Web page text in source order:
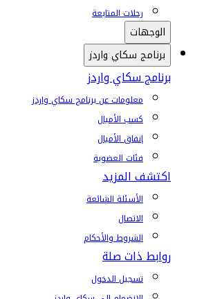
رحلات المتابعة
الوجهات
برنامج سكاي واردز
برنامج سكاي واردز
معلومات عن برنامج سكاي واردز
كسب الأميال
إنفاق الأميال
فئات العضوية
اكتشف المزيد
الأسئلة الشائعة
الاتصال
الشروط والأحكام
روابط ذات صلة
تسجيل الدخول